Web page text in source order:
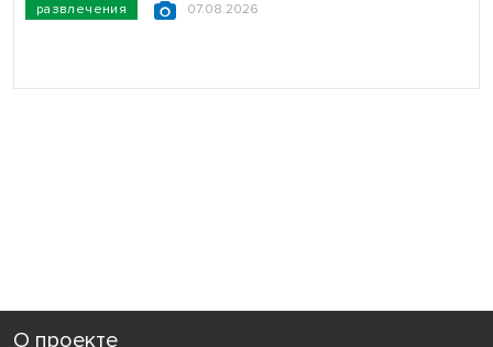
развлечения 07.08.2026
О проекте